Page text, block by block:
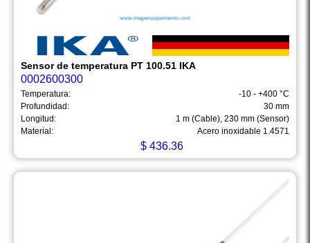
Sensor de temperatura PT 100.51 IKA
0002600300
Temperatura:
-10 - +400 °C
Profundidad:
30 mm
Longitud:
1 m (Cable), 230 mm (Sensor)
Material:
Acero inoxidable 1.4571
$ 436.36